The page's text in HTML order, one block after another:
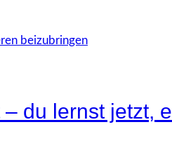
du lernst jetzt,